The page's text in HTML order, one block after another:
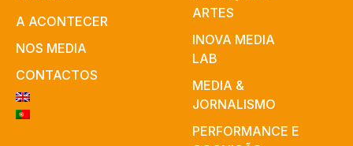
A ACONTECER
NOS MEDIA
CONTACTOS
ARTES​
INOVA MEDIA
LAB
MEDIA &
JORNALISMO
PERFORMANCE E